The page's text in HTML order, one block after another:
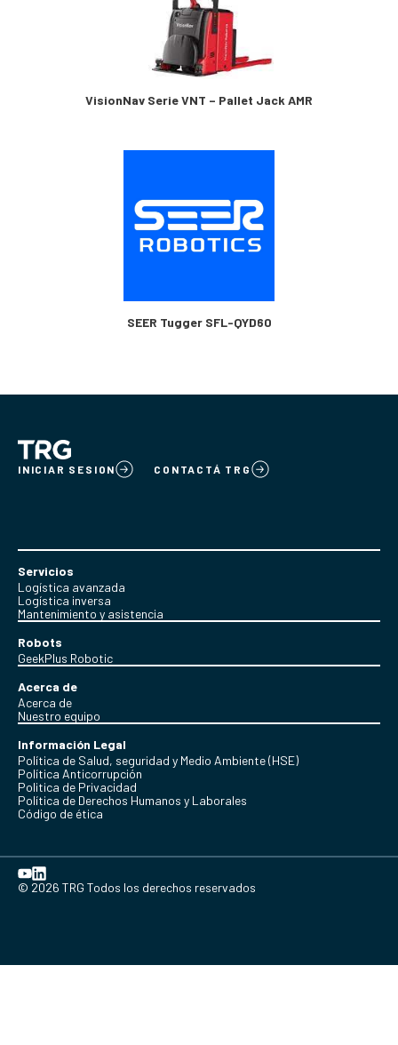
VisionNav Serie VNT – Pallet Jack AMR
SEER Tugger SFL-QYD60
INICIAR SESION CONTACTÁ TRG
Servicios
Logística avanzada
Logística inversa
Mantenimiento y asistencia
Robots
GeekPlus Robotic
Acerca de
Acerca de
Nuestro equipo
Información Legal
Política de Salud, seguridad y Medio Ambiente (HSE)
Política Anticorrupción
Politica de Privacidad
Política de Derechos Humanos y Laborales
Código de ética
© 2026 TRG Todos los derechos reservados